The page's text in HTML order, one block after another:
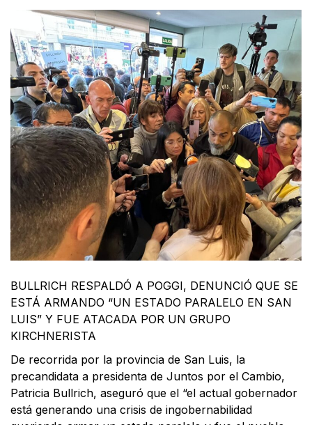
BULLRICH RESPALDÓ A POGGI, DENUNCIÓ QUE SE
ESTÁ ARMANDO “UN ESTADO PARALELO EN SAN
LUIS” Y FUE ATACADA POR UN GRUPO
KIRCHNERISTA
De recorrida por la provincia de San Luis, la
precandidata a presidenta de Juntos por el Cambio,
Patricia Bullrich, aseguró que el “el actual gobernador
está generando una crisis de ingobernabilidad